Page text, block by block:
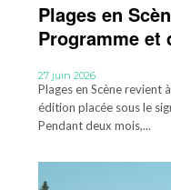
Plages en
Programme et
27 juin 2026
Plages en Scène revient
édition placée sous le
Pendant deux mois,...